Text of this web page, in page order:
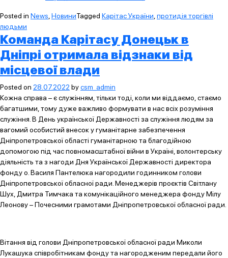
Posted in News НовиниTagged Карітас України протидія торгівлі
людьми
Команда Карітасу Донецьк в
Дніпрі отримала відзнаки від
місцевої влади
Posted on 28.07.2022 bycsm_admin
Кожна справа – є служінням, тільки тоді, коли ми віддаємо, стаємо
багатшими, тому дуже важливо формувати в нас всіх розуміння
служіння. В День української Державності за служіння людям за
вагомий особистий внесок у гуманітарне забезпечення
Дніпропетровської області гуманітарною та благодійною
допомогою під час повномасштабної війни в Україні, волонтерську
діяльність та з нагоди Дня Української Державності директора
фонду о. Василя Пантелюка нагородили годинником голови
Дніпропетровської обласної ради. Менеджерів проєктів Світлану
Шух, Дмитра Тимчака та комунікаційного менеджера фонду Мілу
Леонову – Почесними грамотами Дніпропетровської обласної ради.
Вітання від голови Дніпропетровської обласної ради Миколи
Лукашука співробітникам фонду та нагородженим передали його